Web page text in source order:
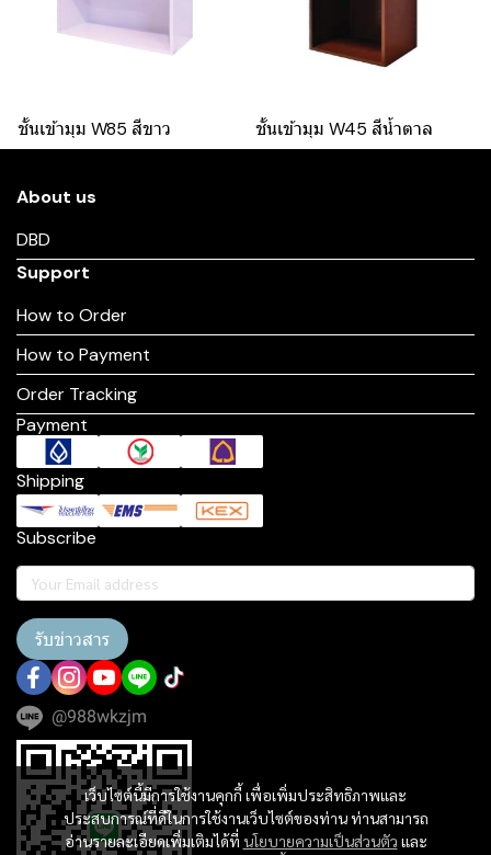
ชั้นเข้ามุม W85 สีขาว ชั้นเข้ามุม W45 สีน้ำตาล
เว็บไซต์นี้มีการใช้งานคุกกี้ เพื่อเพิ่มประสิทธิภาพและ
ประสบการณ์ที่ดีในการใช้งานเว็บไซต์ของท่าน ท่านสามารถ
อ่านรายละเอียดเพิ่มเติมได้ที่ นโยบายความเป็นส่วนตัว และ
About us
DBD
Support
How to Order
How to Payment
Order Tracking
Payment
Shipping
Subscribe
รับข่าวสาร
@988wkzjm